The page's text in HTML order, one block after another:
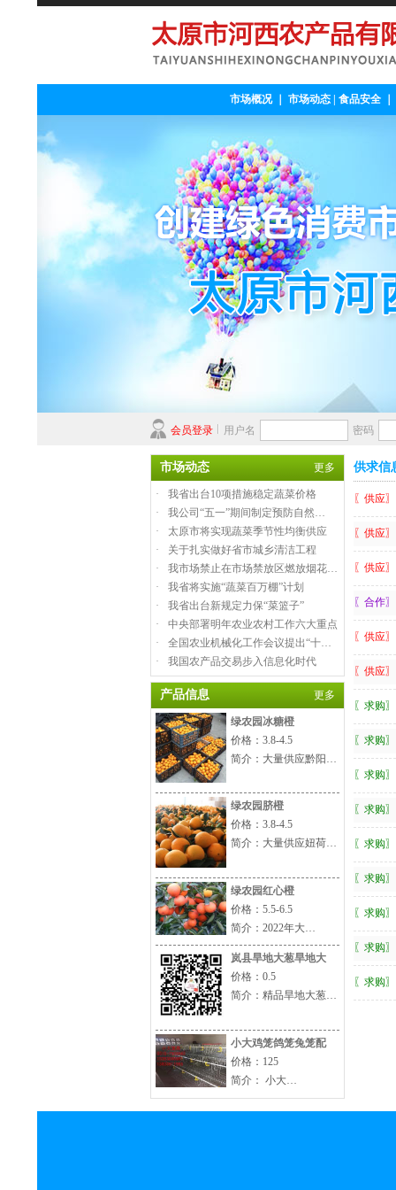
市场概况｜ 市场动态| 食品安全｜
会员登录 用户名 密码
市场动态 更多
·
我省出台10项措施稳定蔬菜价格
·
我公司“五一”期间制定预防自然…
·
太原市将实现蔬菜季节性均衡供应
·
关于扎实做好省市城乡清洁工程
·
我市场禁止在市场禁放区燃放烟花…
·
我省将实施“蔬菜百万棚”计划
·
我省出台新规定力保“菜篮子”
·
中央部署明年农业农村工作六大重点
·
全国农业机械化工作会议提出“十…
·
我国农产品交易步入信息化时代
产品信息 更多
绿农园冰糖橙
价格：3.8-4.5
简介：大量供应黔阳…
绿农园脐橙
价格：3.8-4.5
简介：大量供应妞荷…
绿农园红心橙
价格：5.5-6.5
简介：2022年大…
岚县旱地大葱旱地大
价格：0.5
简介：精品旱地大葱…
小大鸡笼鸽笼兔笼配
价格：125
简介： 小大…
供求信
〖供应〗
〖供应〗
〖供应〗
〖合作〗
〖供应〗
〖供应〗
〖求购〗
〖求购〗
〖求购〗
〖求购〗
〖求购〗
〖求购〗
〖求购〗
〖求购〗
〖求购〗